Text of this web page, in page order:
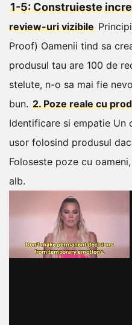
1-5: Construieste
review-uri vizibile
Proof) Oamenii tind sa
produsul tau are 100 de
stelute, n-o sa mai fie
bun. 2. Poze reale cu
Identificare si empatie Un
usor folosind produsul
Foloseste poze cu
alb.